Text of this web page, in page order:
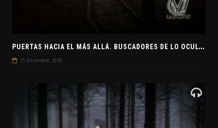
P
UERTAS HACIA EL MÁS ALLÁ. BUSCADORES DE LO OCULTO. EL PENSAMIENTO ABSTRACTO. EVANGELIOS APÓCRIFOS
21 diciembre, 2020